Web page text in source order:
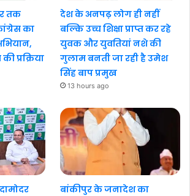
तक
का
प्रक्रिया
देश के अनपढ़ लोग ही नहीं
बल्कि उच्च शिक्षा प्राप्त कर रहे
युवक और युवतियां नशे की
गुलाम बनती जा रही है उमेश
सिंह बाप प्रमुख
13 hours ago
बांकीपुर के जनादेश का